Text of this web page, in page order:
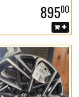
89500